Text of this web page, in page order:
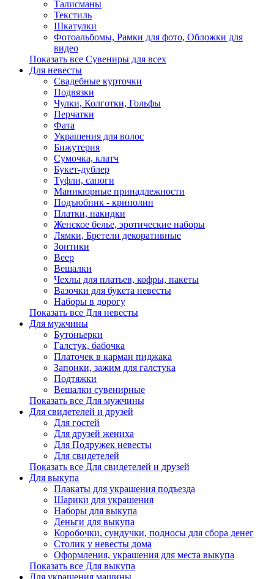
Талисманы
Текстиль
Шкатулки
Фотоальбомы, Рамки для фото, Обложки для
видео
Показать все Сувениры для всех
Для невесты
Свадебные курточки
Подвязки
Чулки, Колготки, Гольфы
Перчатки
Фата
Украшения для волос
Бижутерия
Сумочка, клатч
Букет-дублер
Туфли, сапоги
Маникюрные принадлежности
Подъюбник - кринолин
Платки, накидки
Женское белье, эротические наборы
Лямки, Бретели декоративные
Зонтики
Веер
Вешалки
Чехлы для платьев, кофры, пакеты
Вазочки для букета невесты
Наборы в дорогу
Показать все Для невесты
Для мужчины
Бутоньерки
Галстук, бабочка
Платочек в карман пиджака
Запонки, зажим для галстука
Подтяжки
Вешалки сувенирные
Показать все Для мужчины
Для свидетелей и друзей
Для гостей
Для друзей жениха
Для Подружек невесты
Для свидетелей
Показать все Для свидетелей и друзей
Для выкупа
Плакаты для украшения подъезда
Шарики для украшения
Наборы для выкупа
Деньги для выкупа
Коробочки, сундучки, подносы для сбора денег
Столик у невесты дома
Оформления, украшения для места выкупа
Показать все Для выкупа
Для украшения машины